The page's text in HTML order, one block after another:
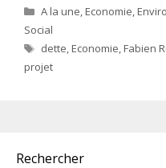
Catégories
A la une,Economie,
Social
Étiquettes
dette,Economie,Fabien
projet
Rechercher